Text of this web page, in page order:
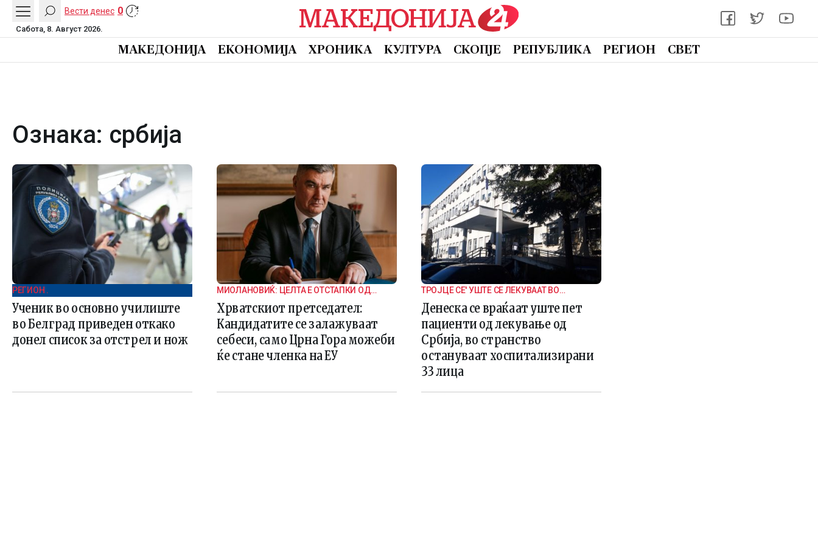
Вести денес 0
Сабота, 8. Август 2026.
МАКЕДОНИЈА ЕКОНОМИЈА ХРОНИКА КУЛТУРА СКОПЈЕ РЕПУБЛИКА РЕГИОН СВЕТ
Ознака: србија
РЕГИОН .
Ученик во основно училиште
во Белград приведен откако
донел список за отстрел и нож
МИОЛАНОВИЌ: ЦЕЛТА Е ОТСТАПКИ ОД
ДРЖАВИТЕ КАНДИДАТИ
Хрватскиот претседател:
Кандидатите се залажуваат
себеси, само Црна Гора можеби
ќе стане членка на ЕУ
ТРОЈЦЕ СЕ' УШТЕ СЕ ЛЕКУВААТ ВО
МАКЕДОНИЈА
Денеска се враќаат уште пет
пациенти од лекување од
Србија, во странство
остануваат хоспитализирани
33 лица